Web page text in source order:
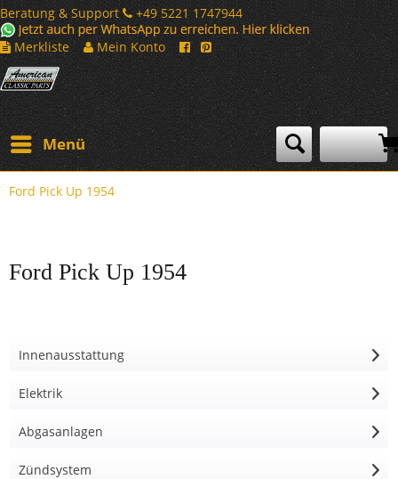
Beratung & Support
+49 5221 1747944
Merkliste
Mein Konto
Menü
Ford Pick Up 1954
Ford Pick Up 1954
Innenausstattung
Elektrik
Abgasanlagen
Zündsystem